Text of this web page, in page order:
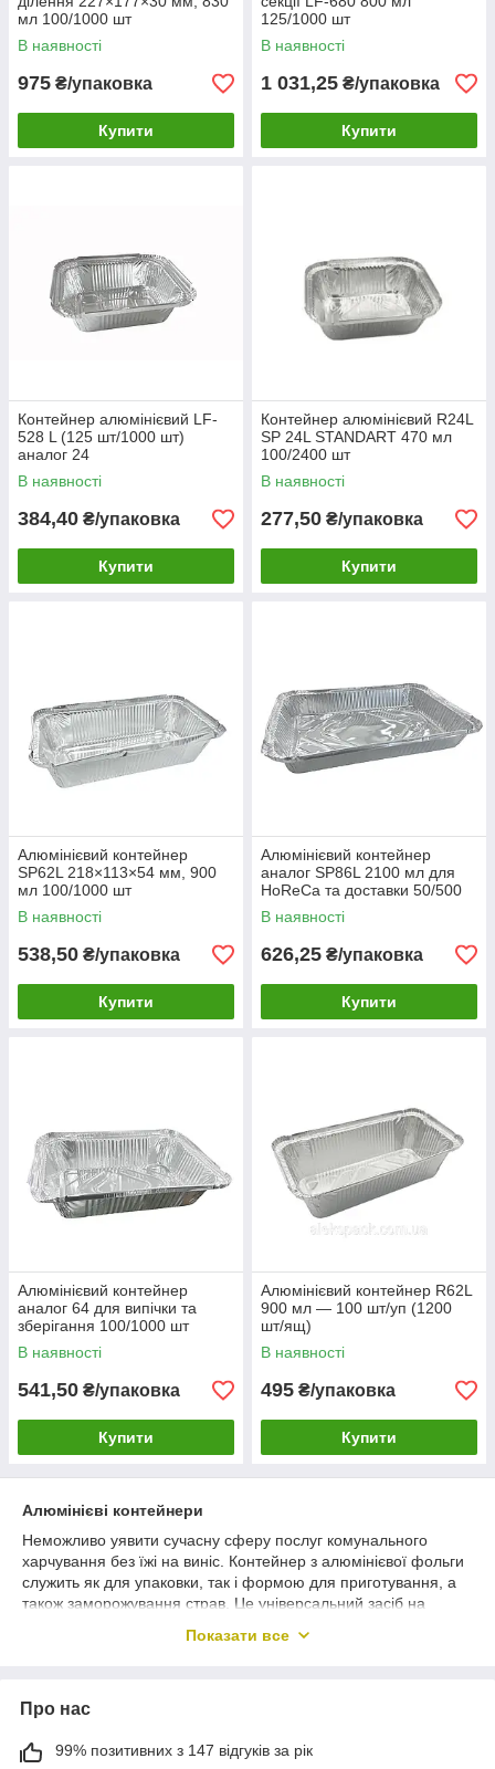
мл 100/1000 шт
В наявності
975 ₴/упаковка
Купити
125/1000 шт
В наявності
1 031,25 ₴/упаковка
Купити
Контейнер алюмінієвий LF-
528 L (125 шт/1000 шт)
аналог 24
В наявності
384,40 ₴/упаковка
Купити
Контейнер алюмінієвий R24L
SP 24L STANDART 470 мл
100/2400 шт
В наявності
277,50 ₴/упаковка
Купити
Алюмінієвий контейнер
SP62L 218×113×54 мм, 900
мл 100/1000 шт
В наявності
538,50 ₴/упаковка
Купити
Алюмінієвий контейнер
аналог SP86L 2100 мл для
HoReCa та доставки 50/500
шт
В наявності
626,25 ₴/упаковка
Купити
Алюмінієвий контейнер
аналог 64 для випічки та
зберігання 100/1000 шт
В наявності
541,50 ₴/упаковка
Купити
Алюмінієвий контейнер R62L
900 мл — 100 шт/уп (1200
шт/ящ)
В наявності
495 ₴/упаковка
Купити
Алюмінієві контейнери
Неможливо уявити сучасну сферу послуг комунального
харчування без їжі на виніс. Контейнер з алюмінієвої фольги
служить як для упаковки, так і формою для приготування, а
також заморожування страв. Це універсальний засіб на
заморозки, зберігання, упаковка для доставки фастфуду та
фольги круглої, овальної, квадратної та прямокутної форми.
представлені форми, розділені на 2 або 3 відсіки.
Показати все
Про нас
99% позитивних з 147 відгуків за рік